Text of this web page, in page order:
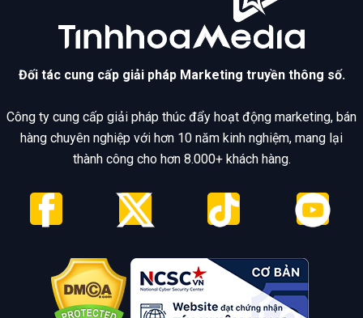
Đối tác cung cấp giải pháp Marketing truyền thông số.
Công ty cung cấp giải pháp thúc đẩy hoạt động marketing, bán
hàng chuyên nghiệp với hơn 10 năm kinh nghiệm, mang lại
thành công cho hơn 8.000+ khách hàng.